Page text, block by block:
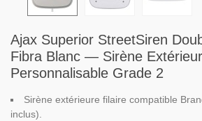
Ajax Superior StreetSiren
Fibra Blanc — Sirène
Personnalisable Grade 2
Sirène extérieure filaire compatible
inclus).